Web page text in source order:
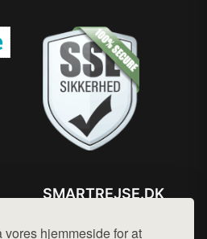
hjemmeside for at
SMARTREJSE.DK